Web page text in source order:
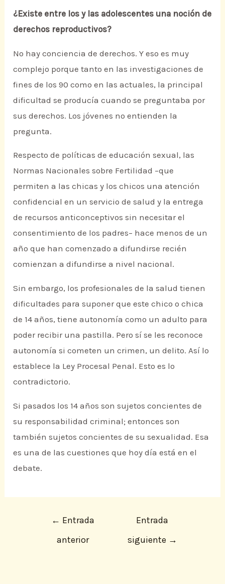
¿Existe entre los y las adolescentes una noción de
derechos reproductivos?
No hay conciencia de derechos. Y eso es muy
complejo porque tanto en las investigaciones de
fines de los 90 como en las actuales, la principal
dificultad se producía cuando se preguntaba por
sus derechos. Los jóvenes no entienden la
pregunta.
Respecto de políticas de educación sexual, las
Normas Nacionales sobre Fertilidad –que
permiten a las chicas y los chicos una atención
confidencial en un servicio de salud y la entrega
de recursos anticonceptivos sin necesitar el
consentimiento de los padres– hace menos de un
año que han comenzado a difundirse recién
comienzan a difundirse a nivel nacional.
Sin embargo, los profesionales de la salud tienen
dificultades para suponer que este chico o chica
de 14 años, tiene autonomía como un adulto para
poder recibir una pastilla. Pero sí se les reconoce
autonomía si cometen un crimen, un delito. Así lo
establece la Ley Procesal Penal. Esto es lo
contradictorio.
Si pasados los 14 años son sujetos concientes de
su responsabilidad criminal; entonces son
también sujetos concientes de su sexualidad. Esa
es una de las cuestiones que hoy día está en el
debate.
← Entrada
anterior
Entrada
siguiente →